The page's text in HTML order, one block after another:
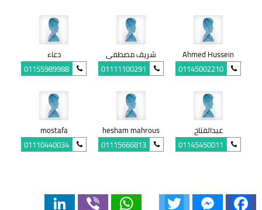
Ahmed Hussein
01145002210
شريف مصطفى
01111100291
دعاء
01155989988
عبدالفتاح
01145450011
hesham mahrous
01115666813
mostafa
01110440034
Facebook
Messenger
WhatsApp